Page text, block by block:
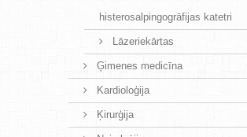
histerosalpingogrāfijas katetri
Lāzeriekārtas
Ģimenes medicīna
Kardioloģija
Ķirurģija